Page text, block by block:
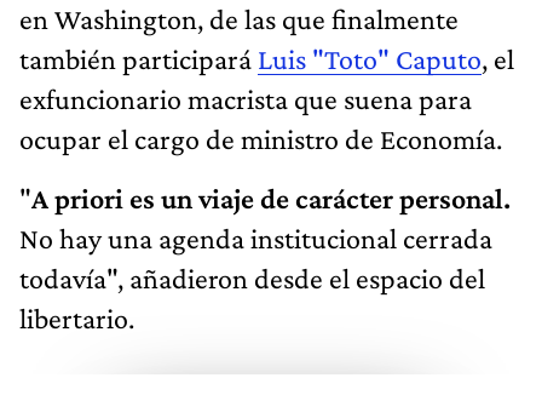
en Washington, de las que finalmente
también participará Luis "Toto" Caputo, el
exfuncionario macrista que suena para
ocupar el cargo de ministro de Economía.
"A priori es un viaje de carácter personal.
No hay una agenda institucional cerrada
todavía", añadieron desde el espacio del
libertario.